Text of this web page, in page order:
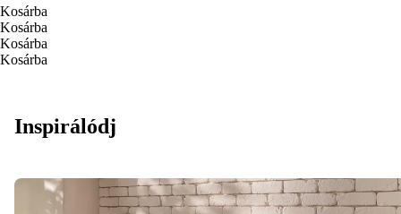
Kosárba
Kosárba
Kosárba
Kosárba
Inspirálódj